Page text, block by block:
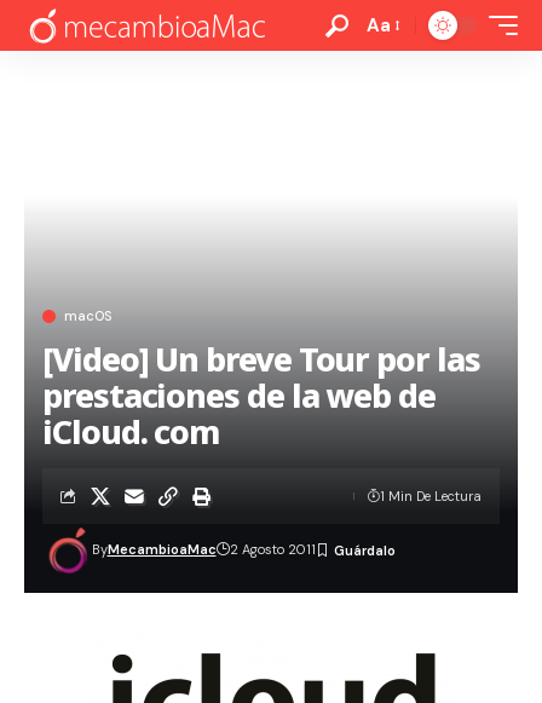
Aa
macOS
[Video] Un breve Tour por las
prestaciones de la web de
iCloud. com
ByMecambioaMac 2 Agosto 2011
1 Min De Lectura